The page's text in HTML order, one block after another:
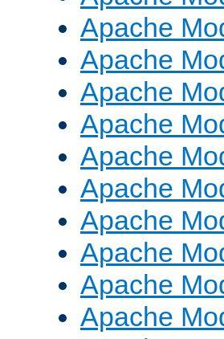
Apache
Apache
Apache
Apache
Apache
Apache
Apache
Apache
Apache
Apache